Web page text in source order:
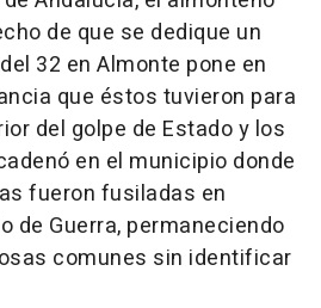
de que se dedique un
32 en Almonte pone en
que éstos tuvieron para
del golpe de Estado y los
en el municipio donde
fueron fusiladas en
de Guerra, permaneciendo
comunes sin identificar